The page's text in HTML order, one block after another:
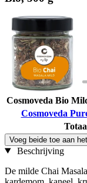
Cosmoveda Bio
Cosmoveda
Voeg beide toe aan
Beschrijving
De milde Chai